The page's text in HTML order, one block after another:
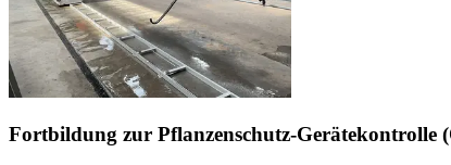
Fortbildung zur Pflanzenschutz-Gerätekontrolle